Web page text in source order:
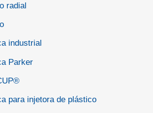
radial
industrial
Parker
para injetora de plástico